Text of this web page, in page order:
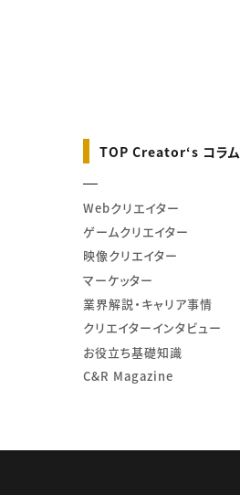
TOP Creator‘s コラム
Webクリエイター
ゲームクリエイター
映像クリエイター
マーケッター
業界解説・キャリア事情
クリエイターインタビュー
お役立ち基礎知識
C&R Magazine